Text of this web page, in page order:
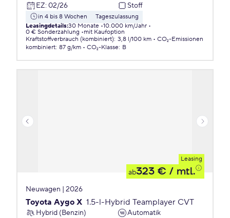
EZ: 02/26 Stoff
in 4 bis 8 Wochen
Tageszulassung
Leasingdetails:30 Monate 10.000 km/Jahr
0 € Sonderzahlung
mit Kaufoption
Kraftstoffverbrauch (kombiniert): 3,8 l/100 km
CO₂-Emissionen
kombiniert: 87 g/km CO₂-Klasse: B
Leasing
ab323 € / mtl.
Neuwagen | 2026
Toyota Aygo X 1.5-l-Hybrid Teamplayer CVT
Hybrid (Benzin)
Automatik